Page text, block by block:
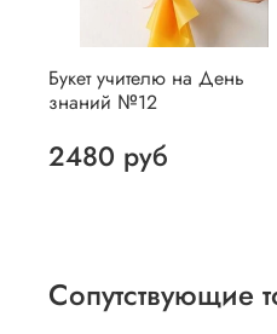
Букет учителю на День
знаний №12
2480 руб
Сопутствующие